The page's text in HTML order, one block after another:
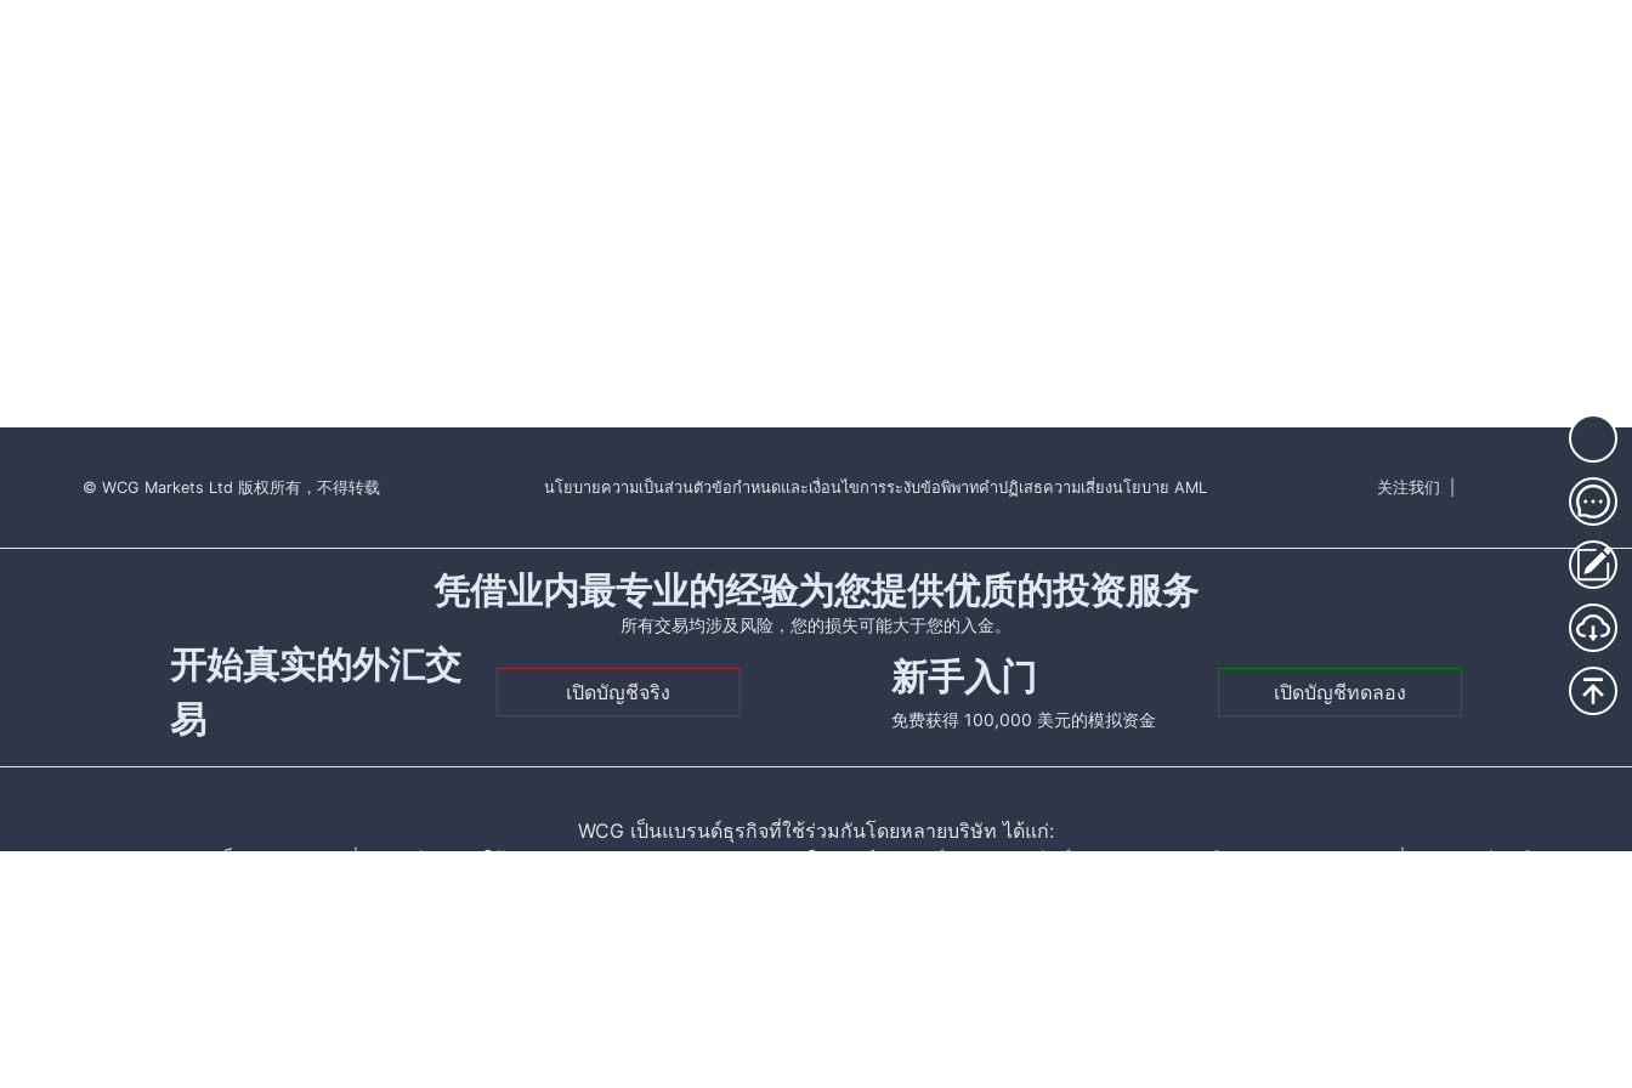
© WCG Markets Ltd 版权所有，不得转载 นโยบายความเป็นส่วนตัวข้อกำหนดและเงื่อนไขการระงับข้อพิพาทคำปฏิเสธความเสี่ยงนโยบาย AML 关注我们
凭借业内最专业的经验为您提供优质的投资服务
所有交易均涉及风险，您的损失可能大于您的入金。
开始真实的外汇交
易
เปิดบัญชีจริง 新手入门
免费获得 100,000 美元的模拟资金
เปิดบัญชีทดลอง
WCG เป็นแบรนด์ธุรกิจที่ใช้ร่วมกันโดยหลายบริษัท ได้แก่:
WCG Markets Ltd เป็นบริษัทจำกัดที่จดทะเบียนภายใต้กฎหมายบริษัทธุรกิจระหว่างประเทศในเซนต์วินเซนต์และเกรนาดีนส์ หมายเลขบริษัทคือ 26087 BC 2020 ที่อยู่จดทะเบียนคือ: